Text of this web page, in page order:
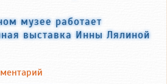
музее работает
выставка Инны Лялиной